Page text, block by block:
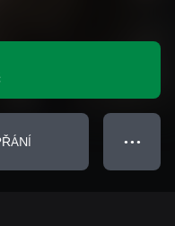
● ● ●